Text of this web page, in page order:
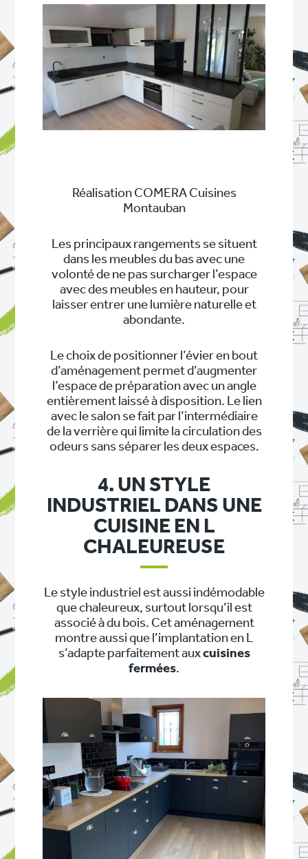
Réalisation COMERA Cuisines
Montauban
Les principaux rangements se situent
dans les meubles du bas avec une
volonté de ne pas surcharger l’espace
avec des meubles en hauteur, pour
laisser entrer une lumière naturelle et
abondante.
Le choix de positionner l’évier en bout
d’aménagement permet d’augmenter
l’espace de préparation avec un angle
entièrement laissé à disposition. Le lien
avec le salon se fait par l’intermédiaire
de la verrière qui limite la circulation des
odeurs sans séparer les deux espaces.
4. UN STYLE
INDUSTRIEL DANS UNE
CUISINE EN L
CHALEUREUSE
Le style industriel est aussi indémodable
que chaleureux, surtout lorsqu’il est
associé à du bois. Cet aménagement
montre aussi que l’implantation en L
s’adapte parfaitement auxcuisines
fermées.